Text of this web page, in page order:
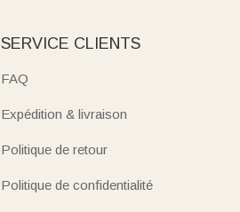
SERVICE CLIENTS
FAQ
Expédition & livraison
Politique de retour
Politique de confidentialité